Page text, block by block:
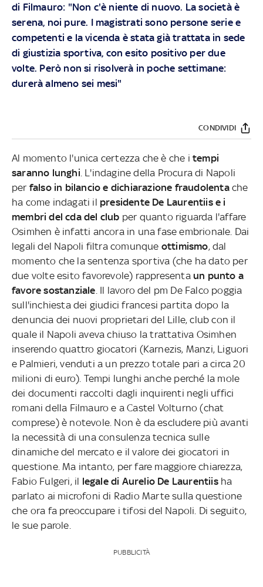
di Filmauro: "Non c'è niente di nuovo. La società è
serena, noi pure. I magistrati sono persone serie e
competenti e la vicenda è stata già trattata in sede
di giustizia sportiva, con esito positivo per due
volte. Però non si risolverà in poche settimane:
durerà almeno sei mesi"
CONDIVIDI
Al momento l'unica certezza che è che i tempi
saranno lunghi . L'indagine della Procura di Napoli
per falso in bilancio e dichiarazione fraudolentache
ha come indagati il presidente De Laurentiis e i
membri del cda del club per quanto riguarda l'affare
Osimhen è infatti ancora in una fase embrionale. Dai
legali del Napoli filtra comunque ottimismo, dal
momento che la sentenza sportiva (che ha dato per
due volte esito favorevole) rappresenta un punto a
favore sostanziale . Il lavoro del pm De Falco poggia
sull'inchiesta dei giudici francesi partita dopo la
denuncia dei nuovi proprietari del Lille, club con il
quale il Napoli aveva chiuso la trattativa Osimhen
inserendo quattro giocatori (Karnezis, Manzi, Liguori
e Palmieri, venduti a un prezzo totale pari a circa 20
milioni di euro). Tempi lunghi anche perché la mole
dei documenti raccolti dagli inquirenti negli uffici
romani della Filmauro e a Castel Volturno (chat
comprese) è notevole. Non è da escludere più avanti
la necessità di una consulenza tecnica sulle
dinamiche del mercato e il valore dei giocatori in
questione. Ma intanto, per fare maggiore chiarezza,
Fabio Fulgeri, il legale di Aurelio De Laurentiis ha
parlato ai microfoni di Radio Marte sulla questione
che ora fa preoccupare i tifosi del Napoli. Di seguito,
le sue parole.
PUBBLICITÀ